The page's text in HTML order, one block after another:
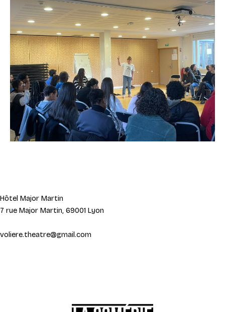
Hôtel Major Martin
7 rue Major Martin, 69001 Lyon
voliere.theatre@gmail.com